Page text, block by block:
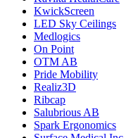
KwickScreen
LED Sky Ceilings
Medlogics
On Point
OTM AB
Pride Mobility
Realiz3D
Ribcap
Salubrious AB
Spark Ergonomics